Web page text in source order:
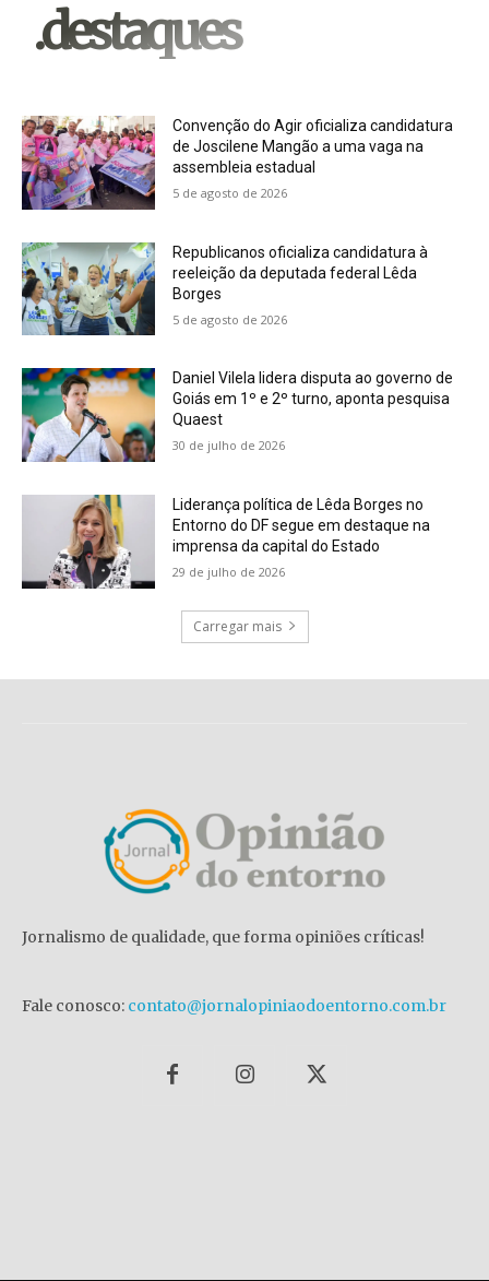
.destaques
Convenção do Agir oficializa candidatura
de Joscilene Mangão a uma vaga na
assembleia estadual
5 de agosto de 2026
Republicanos oficializa candidatura à
reeleição da deputada federal Lêda
Borges
5 de agosto de 2026
Daniel Vilela lidera disputa ao governo de
Goiás em 1º e 2º turno, aponta pesquisa
Quaest
30 de julho de 2026
Liderança política de Lêda Borges no
Entorno do DF segue em destaque na
imprensa da capital do Estado
29 de julho de 2026
Carregar mais
Jornalismo de qualidade, que forma opiniões críticas!
Fale conosco: contato@jornalopiniaodoentorno.com.br